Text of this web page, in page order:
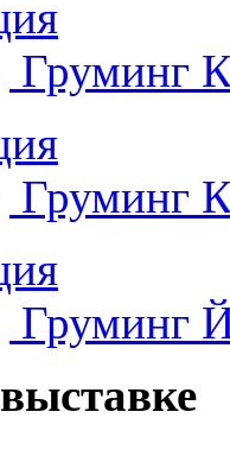
Груминг
Груминг
Груминг